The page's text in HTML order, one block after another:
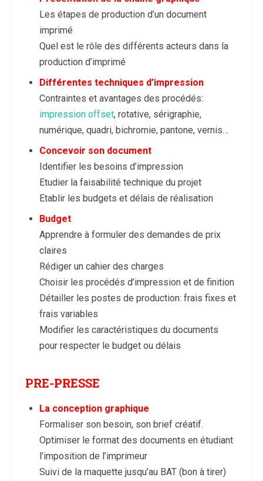
Les étapes de production d’un document
imprimé
Quel est le rôle des différents acteurs dans la
production d’imprimé
Différentes techniques d’impression
Contraintes et avantages des procédés:
impression offset, rotative, sérigraphie,
numérique, quadri, bichromie, pantone, vernis…
Concevoir son document
Identifier les besoins d’impression
Etudier la faisabilité technique du projet
Etablir les budgets et délais de réalisation
Budget
Apprendre à formuler des demandes de prix
claires
Rédiger un cahier des charges
Choisir les procédés d’impression et de finition
Détailler les postes de production: frais fixes et
frais variables
Modifier les caractéristiques du documents
pour respecter le budget ou délais
PRE-PRESSE
La conception graphique
Formaliser son besoin, son brief créatif.
Optimiser le format des documents en étudiant
l’imposition de l’imprimeur
Suivi de la maquette jusqu’au BAT (bon à tirer)